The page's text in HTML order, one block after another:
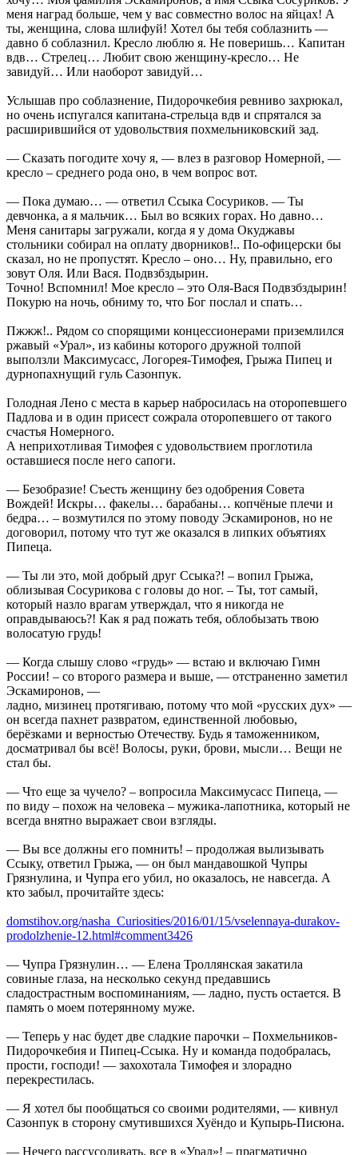
меня наград больше, чем у вас совместно волос на яйцах! А
ты, женщина, слова шлифуй! Хотел бы тебя соблазнить —
давно б соблазнил. Кресло люблю я. Не поверишь… Капитан
вдв… Стрелец… Любит свою женщину-кресло… Не
завидуй… Или наоборот завидуй…
Услышав про соблазнение, Пидорочкебия ревниво захрюкал,
но очень испугался капитана-стрельца вдв и спрятался за
расширившийся от удовольствия похмельниковский зад.
— Сказать погодите хочу я, — влез в разговор Номерной, —
кресло – среднего рода оно, в чем вопрос вот.
— Пока думаю… — ответил Ссыка Сосуриков. — Ты
девчонка, а я мальчик… Был во всяких горах. Но давно…
Меня санитары загружали, когда я у дома Окуджавы
стольники собирал на оплату дворников!.. По-офицерски бы
сказал, но не пропустят. Кресло – оно… Ну, правильно, его
зовут Оля. Или Вася. Подвзбздырин.
Точно! Вспомнил! Мое кресло – это Оля-Вася Подвзбздырин!
Покурю на ночь, обниму то, что Бог послал и спать…
Пжжж!.. Рядом со спорящими концессионерами приземлился
ржавый «Урал», из кабины которого дружной толпой
выползли Максимусасс, Логорея-Тимофея, Грыжа Пипец и
дурнопахнущий гуль Сазонпук.
Голодная Лено с места в карьер набросилась на оторопевшего
Падлова и в один присест сожрала оторопевшего от такого
счастья Номерного.
А неприхотливая Тимофея с удовольствием проглотила
оставшиеся после него сапоги.
— Безобразие! Съесть женщину без одобрения Совета
Вождей! Искры… факелы… барабаны… копчёные плечи и
бедра… – возмутился по этому поводу Эскамиронов, но не
договорил, потому что тут же оказался в липких объятиях
Пипеца.
— Ты ли это, мой добрый друг Ссыка?! – вопил Грыжа,
облизывая Сосурикова с головы до ног. – Ты, тот самый,
который назло врагам утверждал, что я никогда не
оправдываюсь?! Как я рад пожать тебя, облобызать твою
волосатую грудь!
— Когда слышу слово «грудь» — встаю и включаю Гимн
России! – со второго размера и выше, — отстраненно заметил
Эскамиронов, —
ладно, мизинец протягиваю, потому что мой «русских дух» —
он всегда пахнет развратом, единственной любовью,
берёзками и верностью Отечеству. Будь я таможенником,
досматривал бы всё! Волосы, руки, брови, мысли… Вещи не
стал бы.
— Что еще за чучело? – вопросила Максимусасс Пипеца, —
по виду – похож на человека – мужика-лапотника, который не
всегда внятно выражает свои взгляды.
— Вы все должны его помнить! – продолжая вылизывать
Ссыку, ответил Грыжа, — он был мандавошкой Чупры
Грязнулина, и Чупра его убил, но оказалось, не навсегда. А
кто забыл, прочитайте здесь:
domstihov.org/nasha_Curiosities/2016/01/15/vselennaya-durakov-
prodolzhenie-12.html#comment3426
— Чупра Грязнулин… — Елена Троллянская закатила
совиные глаза, на несколько секунд предавшись
сладострастным воспоминаниям, — ладно, пусть остается. В
память о моем потерянному муже.
— Теперь у нас будет две сладкие парочки – Похмельников-
Пидорочкебия и Пипец-Ссыка. Ну и команда подобралась,
прости, господи! — захохотала Тимофея и злорадно
перекрестилась.
— Я хотел бы пообщаться со своими родителями, — кивнул
Сазонпук в сторону смутившихся Хуёндо и Купырь-Писюна.
— Нечего рассусоливать, все в «Урал»! – прагматично